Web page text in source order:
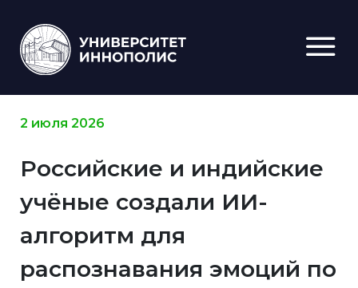
2 июля 2026
Российские и индийские
учёные создали ИИ-
алгоритм для
распознавания эмоций по